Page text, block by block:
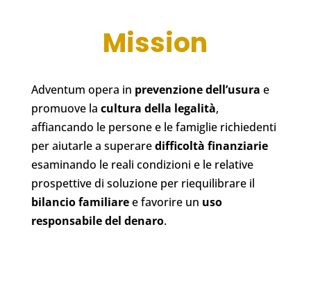
Mission
Adventum opera in prevenzione dell’usura e
promuove la cultura della legalità,
affiancando le persone e le famiglie richiedenti
per aiutarle a superaredifficoltà finanziarie
esaminando le reali condizioni e le relative
prospettive di soluzione per riequilibrare il
bilancio familiaree favorire un uso
responsabile del denaro.